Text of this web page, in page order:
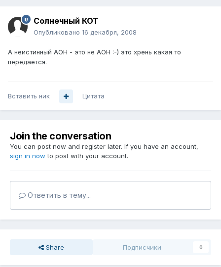
Солнечный КОТ
Опубликовано 16 декабря, 2008
А неистинный АОН - это не АОН :-) это хрень какая то
передается.
Вставить ник Цитата
Join the conversation
You can post now and register later. If you have an account,
sign in now to post with your account.
Ответить в тему...
Share Подписчики 0